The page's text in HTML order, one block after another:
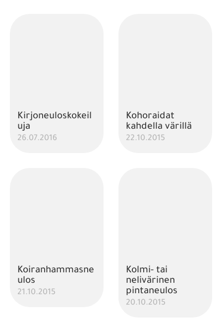
Kirjoneuloskokeil
uja
26.07.2016
Kohoraidat
kahdella värillä
22.10.2015
Koiranhammasne
ulos
21.10.2015
Kolmi- tai
nelivärinen
pintaneulos
20.10.2015